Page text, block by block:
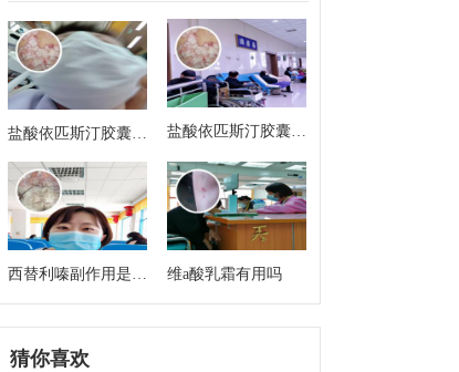
盐酸依匹斯汀胶囊多
久一个疗程是几天
盐酸依匹斯汀胶囊来
西替利嗪副作用是什
么
维a酸乳霜有用吗
猜你喜欢